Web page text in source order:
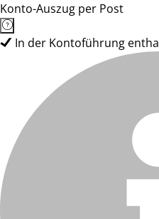
Konto-Auszug per Post
In der Kontoführung